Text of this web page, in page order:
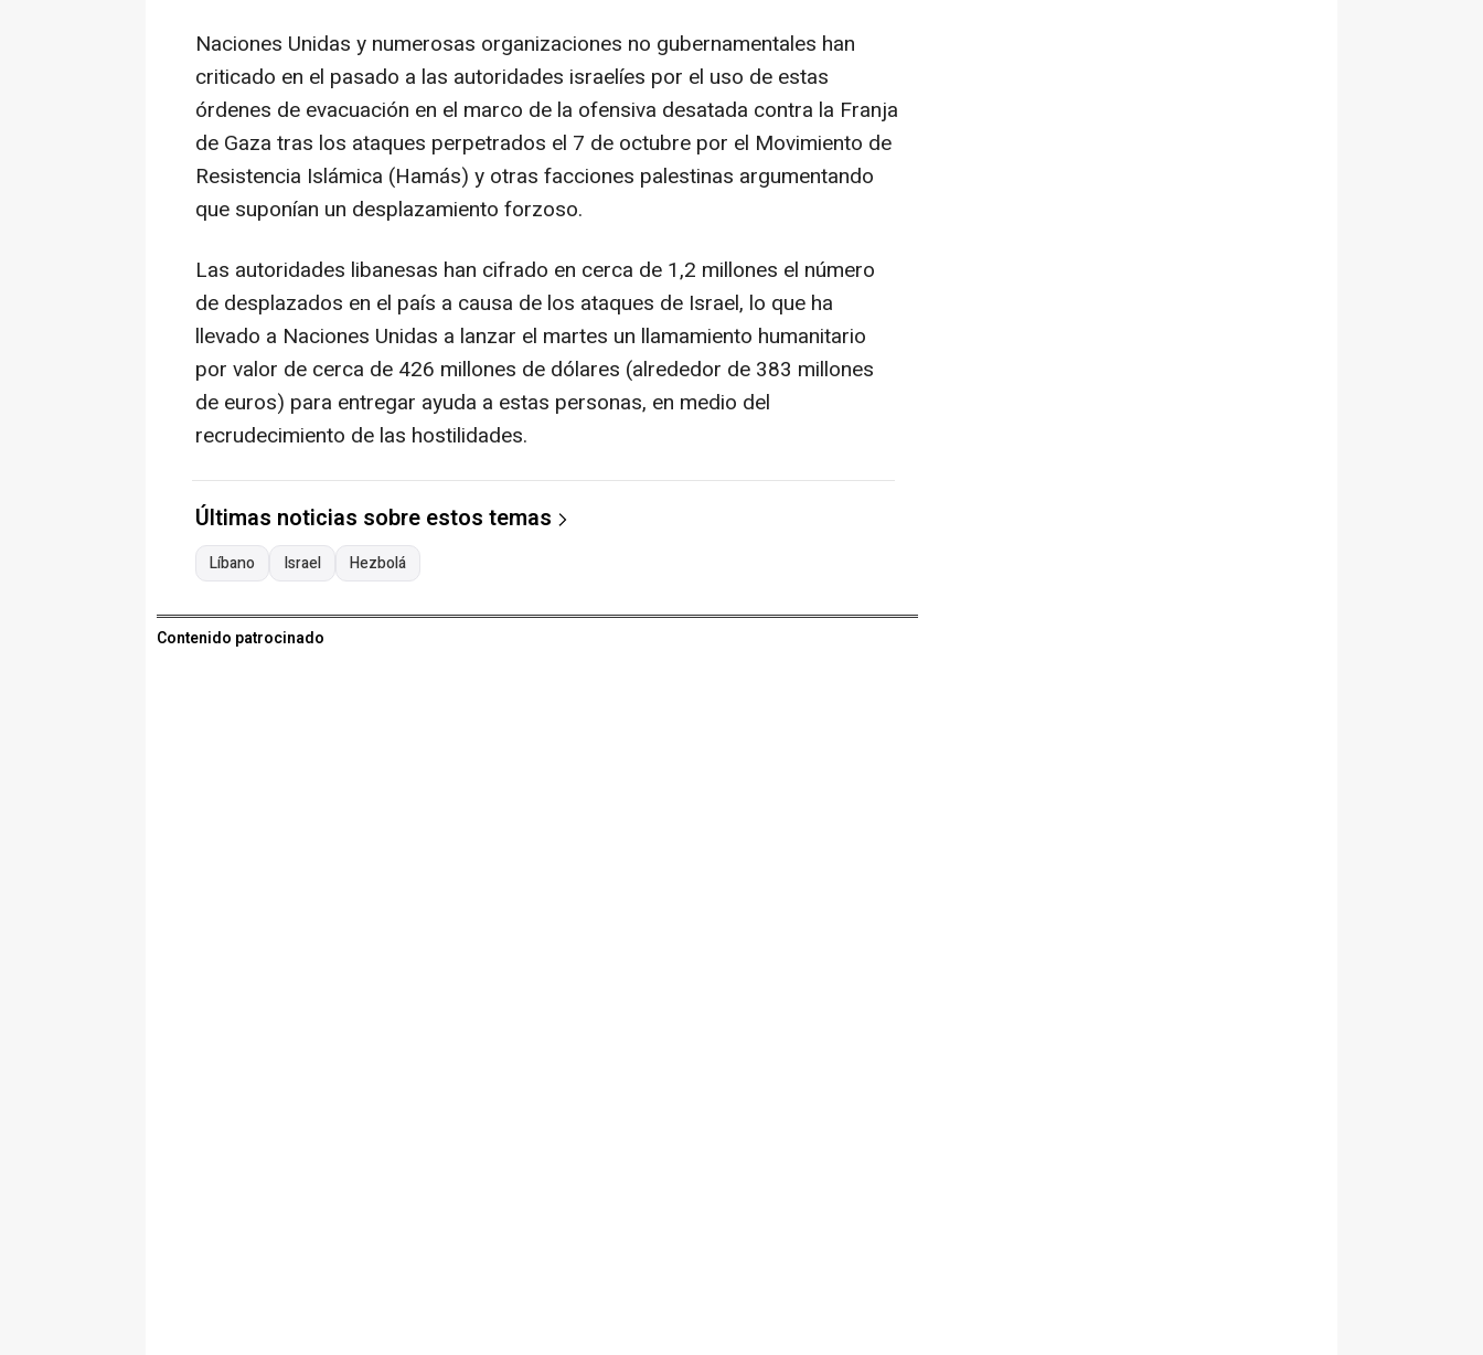
Naciones Unidas y numerosas organizaciones no gubernamentales han
criticado en el pasado a las autoridades israelíes por el uso de estas
órdenes de evacuación en el marco de la ofensiva desatada contra la Franja
de Gaza tras los ataques perpetrados el 7 de octubre por el Movimiento de
Resistencia Islámica (Hamás) y otras facciones palestinas argumentando
que suponían un desplazamiento forzoso.
Las autoridades libanesas han cifrado en cerca de 1,2 millones el número
de desplazados en el país a causa de los ataques de Israel, lo que ha
llevado a Naciones Unidas a lanzar el martes un llamamiento humanitario
por valor de cerca de 426 millones de dólares (alrededor de 383 millones
de euros) para entregar ayuda a estas personas, en medio del
recrudecimiento de las hostilidades.
Últimas noticias sobre estos temas
Líbano Israel Hezbolá
Contenido patrocinado